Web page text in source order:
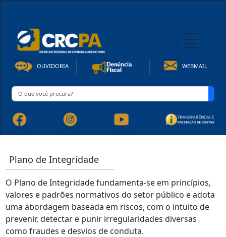
OUVIDORIA WEBMAIL
Plano de Integridade
O Plano de Integridade fundamenta-se em princípios,
valores e padrões normativos do setor público e adota
uma abordagem baseada em riscos, com o intuito de
prevenir, detectar e punir irregularidades diversas
como fraudes e desvios de conduta.